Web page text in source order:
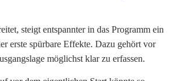
steigt entspannter in das Programm ein
erste spürbare Effekte. Dazu gehört vor
möglichst klar zu erfassen.